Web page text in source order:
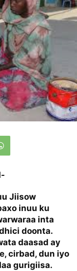
Jiisow
inuu ku
inta
doonta.
daasad ay
cirbad, dun iyo
gurigiisa.